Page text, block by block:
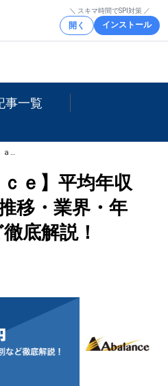
＼ スキマ時間でSPI対策 ／
開く インストール
事一覧
【Ａｂａｌａｎｃｅ】平均年収792万円｜年収推移・業界・年代・役職別など徹底解説！
ｃｅ】平均年収
移・業界・年
底解説！